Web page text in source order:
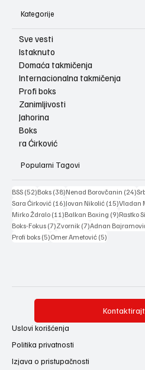
Kategorije
Sve vesti
Istaknuto
Domaća takmičenja
Internacionalna takmičenja
Profi boks
Zanimljivosti
Jahorina
Boks
ra Ćirković
Popularni Tagovi
BSS (52)52 posts
Boks (38)38 posts
Nenad Borovčanin (24)
Sara Ćirković (16)16 posts
Jovan Nikolić (15)15 posts
Vladan
Mirko Ždralo (11)11 posts
Balkan Boxing (9)9 posts
Rastko
Boks-Fokus (7)7 posts
Zvornik (7)7 posts
Adnan
Profi boks (5)5 posts
Omer Ametović (5)
Uslovi korišćenja
Politika privatnosti
Izjava o pristupačnosti